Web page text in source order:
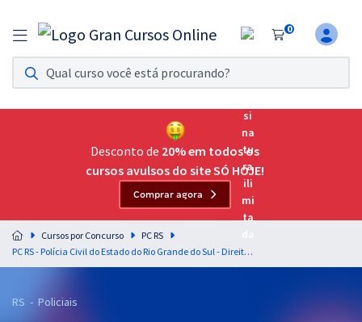
0
Assinatura Ilimitada 11
Acesso a todos os cursos. Teste grátis por 7 dias!
Assinatura OAB Até Passar
Acesso ilimitado a toda preparação para o Exame da
Residências Multiprofissionais
Preparação completa e intensiva para as principais
residências em saúde do Brasil
Desconto de 20% em todos os
cursos avulsos do site SÓ HOJE!
Comprar agora
Cursos por Concurso
PC RS
PC RS - Polícia Civil do Estado do Rio Grande do Sul - Direitos Humanos para os Cargos de Escrivão e Inspetor de Polícia - Professores: Alice Rocha e Thiago Medeiros
RS - Policiais